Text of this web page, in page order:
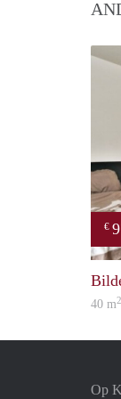
€
40 m2
Op